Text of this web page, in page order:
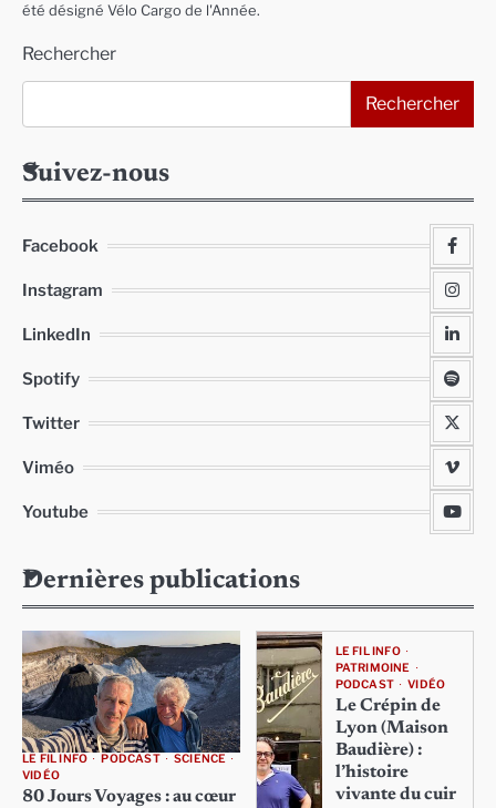
été désigné Vélo Cargo de l'Année.
Rechercher
Rechercher
Suivez-nous
Facebook
Instagram
LinkedIn
Spotify
Twitter
Viméo
Youtube
Dernières publications
LE FIL INFO PODCAST
SCIENCE
VIDÉO
80 Jours Voyages : au cœur
LE FIL INFO
PATRIMOINE
PODCAST
VIDÉO
Le Crépin de
Lyon (Maison
Baudière) :
l’histoire
vivante du cuir